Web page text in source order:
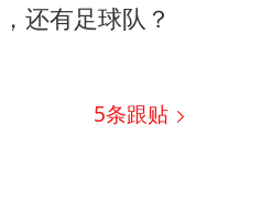
还有足球队？
5条跟贴